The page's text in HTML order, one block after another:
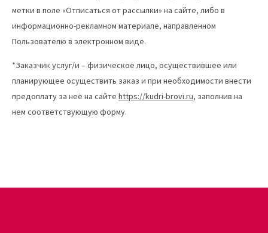
метки в поле «Отписаться от рассылки» на сайте, либо в
информационно-рекламном материале, направленном
Пользователю в электронном виде.
*Заказчик услуг/и – физическое лицо, осуществившее или
планирующее осуществить заказ и при необходимости внести
предоплату за неё на сайте https://kudri-brovi.ru, заполнив на
нем соответствующую форму.